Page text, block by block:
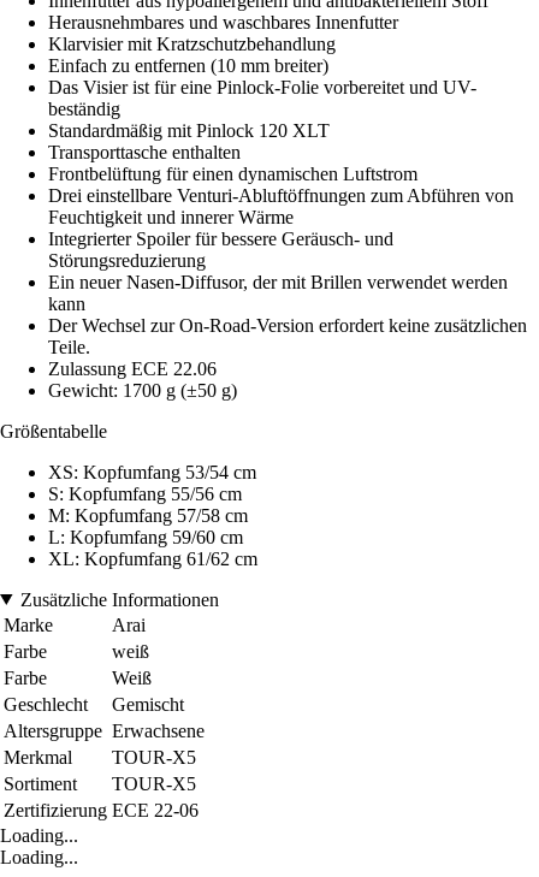
Herausnehmbares und waschbares Innenfutter
Klarvisier mit Kratzschutzbehandlung
Einfach zu entfernen (10 mm breiter)
Das Visier ist für eine Pinlock-Folie vorbereitet und UV-
beständig
Standardmäßig mit Pinlock 120 XLT
Transporttasche enthalten
Frontbelüftung für einen dynamischen Luftstrom
Drei einstellbare Venturi-Abluftöffnungen zum Abführen von
Feuchtigkeit und innerer Wärme
Integrierter Spoiler für bessere Geräusch- und
Störungsreduzierung
Ein neuer Nasen-Diffusor, der mit Brillen verwendet werden
kann
Der Wechsel zur On-Road-Version erfordert keine zusätzlichen
Teile.
Zulassung ECE 22.06
Gewicht: 1700 g (±50 g)
Größentabelle
XS: Kopfumfang 53/54 cm
S: Kopfumfang 55/56 cm
M: Kopfumfang 57/58 cm
L: Kopfumfang 59/60 cm
XL: Kopfumfang 61/62 cm
Zusätzliche Informationen
Marke
Arai
Farbe
weiß
Farbe
Weiß
Geschlecht
Gemischt
Altersgruppe Erwachsene
Merkmal
TOUR-X5
Sortiment
TOUR-X5
Zertifizierung ECE 22-06
Loading...
Loading...